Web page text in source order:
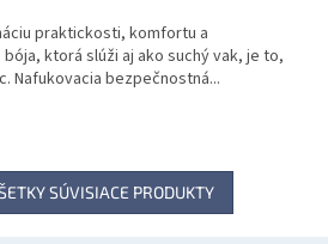
praktickosti, komfortu a
ktorá slúži aj ako suchý vak, je to,
Nafukovacia bezpečnostná...
SÚVISIACE PRODUKTY